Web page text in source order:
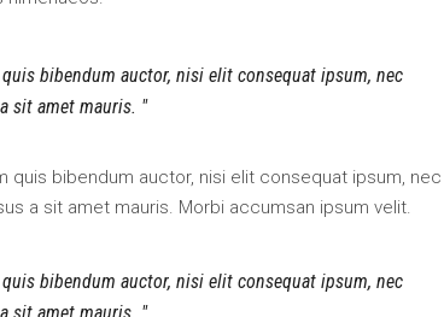
bibendum auctor, nisi elit consequat ipsum, nec
sit amet mauris.
quis bibendum auctor, nisi elit consequat ipsum, nec
a sit amet mauris. Morbi accumsan ipsum velit.
bibendum auctor, nisi elit consequat ipsum, nec